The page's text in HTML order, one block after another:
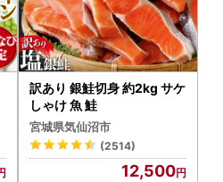
訳あり 銀鮭切身 約2kg サケ
しゃけ 魚 鮭
宮城県気仙沼市
(2514)
12,500